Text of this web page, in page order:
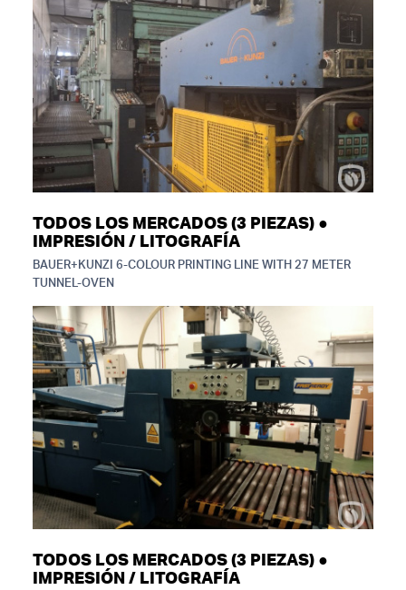
TODOS LOS MERCADOS (3 PIEZAS) ●
IMPRESIÓN / LITOGRAFÍA
BAUER+KUNZI 6-COLOUR PRINTING LINE WITH 27 METER
TUNNEL-OVEN
TODOS LOS MERCADOS (3 PIEZAS) ●
IMPRESIÓN / LITOGRAFÍA